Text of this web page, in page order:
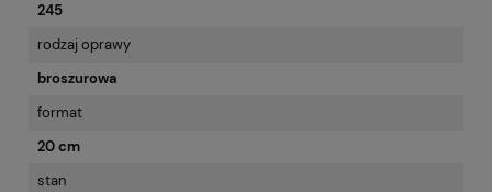
245
rodzaj oprawy
broszurowa
format
20 cm
stan